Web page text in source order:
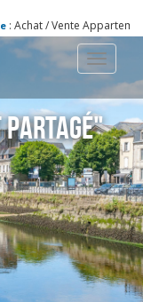
/ Vente Appartement
Toggle
partagé"